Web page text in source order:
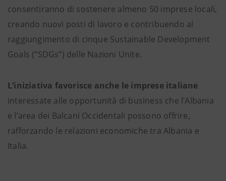
consentiranno di sostenere almeno 50 imprese locali,
creando nuovi posti di lavoro e contribuendo al
raggiungimento di cinque Sustainable Development
Goals (“SDGs”) delle Nazioni Unite.
L’iniziativa favorisce anche le imprese italiane
interessate alle opportunità di business che l’Albania
e l’area dei Balcani Occidentali possono offrire,
rafforzando le relazioni economiche tra Albania e
Italia.